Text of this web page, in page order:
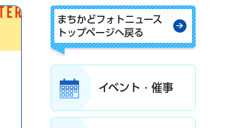
まちかどフォトニュース
トップページへ戻る
イベント・催事